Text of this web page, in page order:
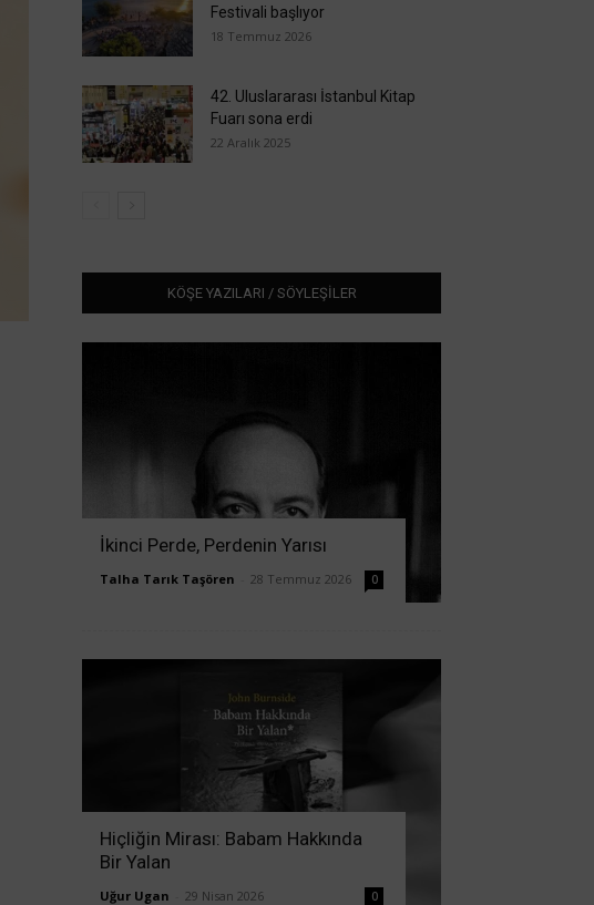
Festivali başlıyor
18 Temmuz 2026
42. Uluslararası İstanbul Kitap
Fuarı sona erdi
22 Aralık 2025
KÖŞE YAZILARI / SÖYLEŞİLER
İkinci Perde, Perdenin Yarısı
Talha Tarık Taşören 28 Temmuz 2026 0
Hiçliğin Mirası: Babam Hakkında
Bir Yalan
Uğur Ugan 29 Nisan 2026 0